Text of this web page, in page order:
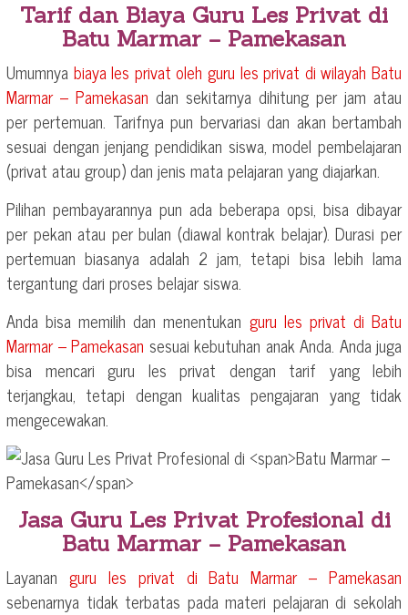
Tarif dan Biaya Guru Les Privat di
Batu Marmar – Pamekasan
Umumnya biaya les privat oleh guru les privat di wilayahBatu
Marmar – Pamekasan dan sekitarnya dihitung per jam atau
per pertemuan. Tarifnya pun bervariasi dan akan bertambah
sesuai dengan jenjang pendidikan siswa, model pembelajaran
(privat atau group) dan jenis mata pelajaran yang diajarkan.
Pilihan pembayarannya pun ada beberapa opsi, bisa dibayar
per pekan atau per bulan (diawal kontrak belajar). Durasi per
pertemuan biasanya adalah 2 jam, tetapi bisa lebih lama
tergantung dari proses belajar siswa.
Anda bisa memilih dan menentukan guru les privat diBatu
Marmar – Pamekasan sesuai kebutuhan anak Anda. Anda juga
bisa mencari guru les privat dengan tarif yang lebih
terjangkau, tetapi dengan kualitas pengajaran yang tidak
mengecewakan.
Jasa Guru Les Privat Profesional di
Batu Marmar – Pamekasan
Layanan guru les privat diBatu Marmar – Pamekasan
sebenarnya tidak terbatas pada materi pelajaran di sekolah